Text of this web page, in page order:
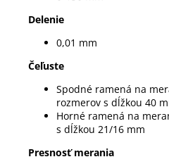
Delenie
0,01 mm
Čeľuste
Spodné ramená na
rozmerov s dĺžkou 40
Horné ramená na
s dĺžkou 21/16 mm
Presnosť merania